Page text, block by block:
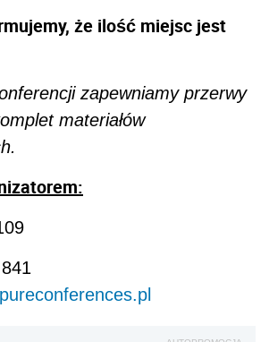
że ilość miejsc jest
zapewniamy przerwy
materiałów